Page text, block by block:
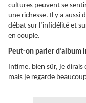
cultures peuvent se
une richesse. Il y a aussi
débat sur l’infidélité et
en couple.
Peut-on parler
Intime, bien sûr, je dirais
mais je regarde